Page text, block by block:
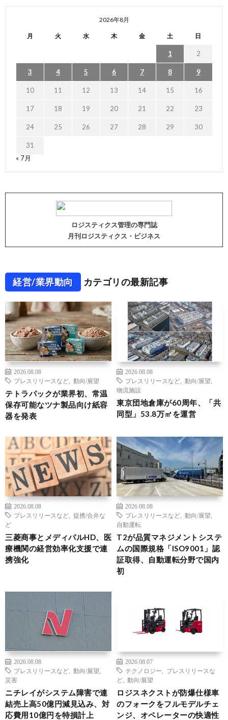
2026年8月
月 火 水 木 金 土 日
1 2
3 4 5 6 7 8 9
10 11 12 13 14 15 16
17 18 19 20 21 22 23
24 25 26 27 28 29 30
31
« 7月
ロジスティクス管理の専門誌
月刊ロジスティクス・ビジネス
経営/業界動向 カテゴリの最新記事
2026.08.08
プレスリリースなど
動向/展望
テトラパックが業界初、常温
保存可能なツナ製品向け紙容
器を発表
2026.08.08
プレスリリースなど
動向/展望
物流施設
東京団地倉庫が60周年、「共
同型」53.8万㎡を運営
2026.08.08
プレスリリースなど
提携/合弁な
ど
三菱商事とメディパルHD、医
療機関の経営効率化支援で連
携強化
2026.08.08
プレスリリースなど
動向/展望
自動運転
T2が品質マネジメントシステ
ムの国際規格「ISO9001」認
証取得、自動運転分野で国内
初
2026.08.08
プレスリリースなど
動向/展望
災害
ニチレイがシステム障害で連
結売上高50億円減見込み、対
応費用10億円を特損計上
2026.08.07
テクノロジー
プレスリリースな
ど
動向/展望
ロジスネクストが防爆仕様車
のフォークをフルモデルチェ
ンジ、オペレーターの快適性